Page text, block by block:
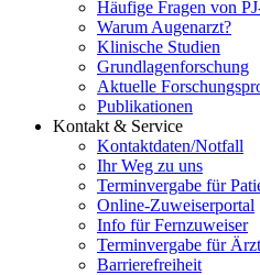
Häufige Fragen von
Warum Augenarzt?
Klinische Studien
Grundlagenforschung
Aktuelle
Publikationen
Kontakt & Service
Kontaktdaten/Notfall
Ihr Weg zu uns
Terminvergabe für
Online-Zuweiserportal
Info für Fernzuweiser
Terminvergabe für
Barrierefreiheit